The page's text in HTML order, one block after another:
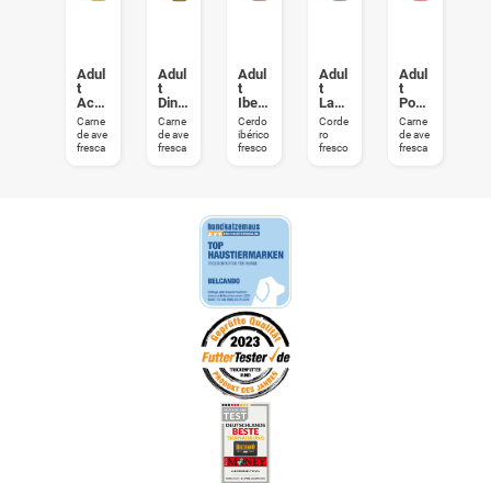
Adul
t
Acti
ve
Carne
de ave
fresca
Adul
t
Dinn
er
Carne
de ave
fresca
Adul
t
Iberi
co &
Rice
Cerdo
ibérico
fresco
Adul
t
Lam
b &
Rice
Corde
ro
fresco
Adul
t
Pow
er
Carne
de ave
fresca